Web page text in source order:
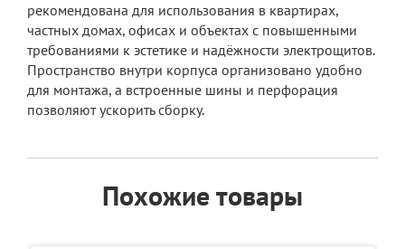
рекомендована для использования в квартирах,
частных домах, офисах и объектах с повышенными
требованиями к эстетике и надёжности электрощитов.
Пространство внутри корпуса организовано удобно
для монтажа, а встроенные шины и перфорация
позволяют ускорить сборку.
Похожие товары